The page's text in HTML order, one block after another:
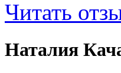
Читать
Наталия